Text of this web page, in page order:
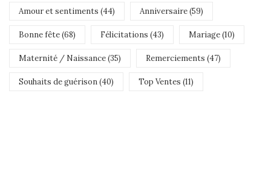
Amour et sentiments (44) Anniversaire (59)
Bonne fête (68) Félicitations (43) Mariage (10)
Maternité / Naissance (35) Remerciements (47)
Souhaits de guérison (40) Top Ventes (11)